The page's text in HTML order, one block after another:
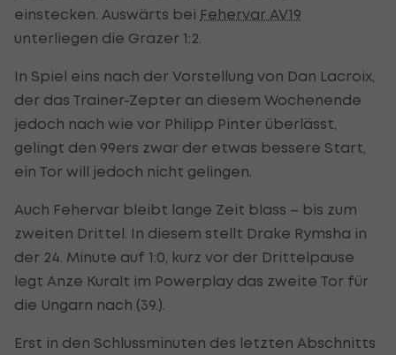
einstecken. Auswärts bei Fehervar AV19
unterliegen die Grazer 1:2.
In Spiel eins nach der Vorstellung von Dan Lacroix,
der das Trainer-Zepter an diesem Wochenende
jedoch nach wie vor Philipp Pinter überlässt,
gelingt den 99ers zwar der etwas bessere Start,
ein Tor will jedoch nicht gelingen.
Auch Fehervar bleibt lange Zeit blass – bis zum
zweiten Drittel. In diesem stellt Drake Rymsha in
der 24. Minute auf 1:0, kurz vor der Drittelpause
legt Anze Kuralt im Powerplay das zweite Tor für
die Ungarn nach (39.).
Erst in den Schlussminuten des letzten Abschnitts